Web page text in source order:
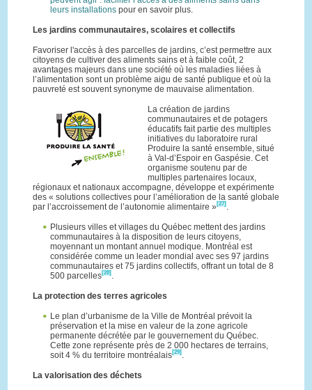
leurs installationspour en savoir plus.
Les jardins communautaires, scolaires et collectifs
Favoriser l'accès à des parcelles de jardins, c’est permettre aux
citoyens de cultiver des aliments sains et à faible coût, 2
avantages majeurs dans une société où les maladies liées à
l’alimentation sont un problème aigu de santé publique et où la
pauvreté est souvent synonyme de mauvaise alimentation.
La création de jardins
communautaires et de potagers
éducatifs fait partie des multiples
initiatives du laboratoire rural
Produire la santé ensemble, situé
à Val-d’Espoir en Gaspésie. Cet
organisme soutenu par de
multiples partenaires locaux,
régionaux et nationaux accompagne, développe et expérimente
des « solutions collectives pour l’amélioration de la santé globale
par l’accroissement de l’autonomie alimentaire » [27] .
Plusieurs villes et villages du Québec mettent des jardins
communautaires à la disposition de leurs citoyens,
moyennant un montant annuel modique. Montréal est
considérée comme un leader mondial avec ses 97 jardins
communautaires et 75 jardins collectifs, offrant un total de 8
500 parcelles[28] .
La protection des terres agricoles
Le plan d’urbanisme de la Ville de Montréal prévoit la
préservation et la mise en valeur de la zone agricole
permanente décrétée par le gouvernement du Québec.
Cette zone représente près de 2 000 hectares de terrains,
soit 4 % du territoire montréalais[29] .
La valorisation des déchets